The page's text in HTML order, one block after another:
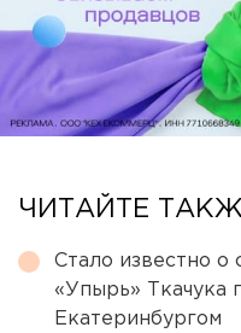
ЧИТАЙТЕ
Стало известно о
«Упырь» Ткачука
Екатеринбургом